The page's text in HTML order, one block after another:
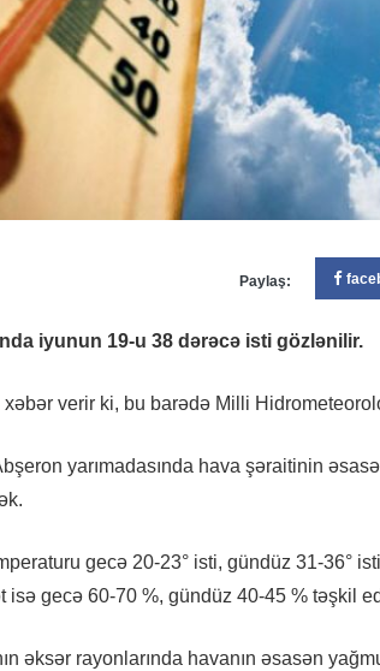
Paylaş:
iyunun 19-u 38 dərəcə isti gözlənilir.
xəbər verir ki, bu barədə Milli
yarımadasında hava şəraitinin
gecə 20-23° isti, gündüz 31-36°
isə gecə 60-70 %, gündüz 40-45 % təşkil
əksər rayonlarında havanın əsasən